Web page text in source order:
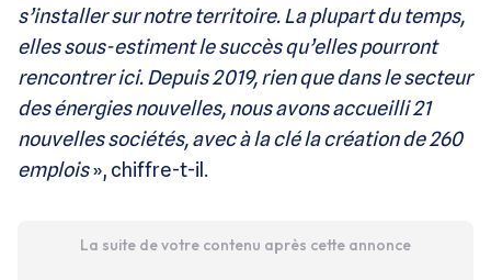
s’installer sur notre territoire. La plupart du temps,
elles sous-estiment le succès qu’elles pourront
rencontrer ici. Depuis 2019, rien que dans le secteur
des énergies nouvelles, nous avons accueilli 21
nouvelles sociétés, avec à la clé la création de 260
emplois», chiffre-t-il.
La suite de votre contenu après cette annonce